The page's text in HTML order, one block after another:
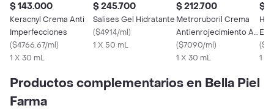
$ 143.000
Keracnyl Crema Anti
Imperfecciones
($4766.67/ml)
1 X 30 mL
$ 245.700
Salises Gel Hidratante
($4914/ml)
1 X 50 mL
$ 212.700
Metroruboril Crema
Antienrojecimiento A
Z
($7090/ml)
1 X 30 mL
$
(
1 X
Productos complementarios en Bella Piel
Farma